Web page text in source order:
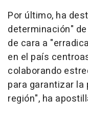
Por último, ha
determinación"
de cara a
en el país
colaborando
para garantizar la
región", ha